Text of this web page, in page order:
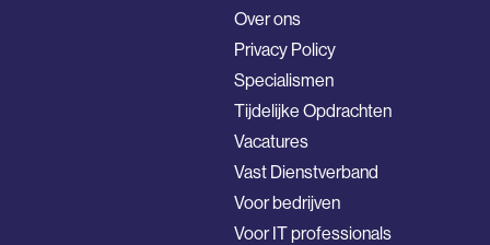
Over ons
Privacy Policy
Specialismen
Tijdelijke Opdrachten
Vacatures
Vast Dienstverband
Voor bedrijven
Voor IT professionals